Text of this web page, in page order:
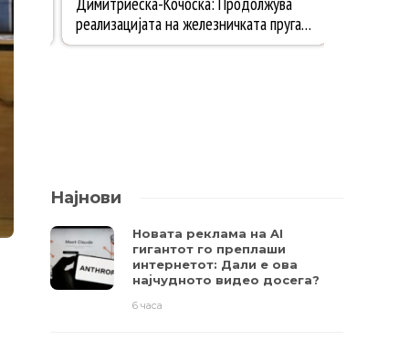
Најнови
Новата реклама на AI
гигантот го преплаши
интернетот: Дали е ова
најчудното видео досега?
6 часа